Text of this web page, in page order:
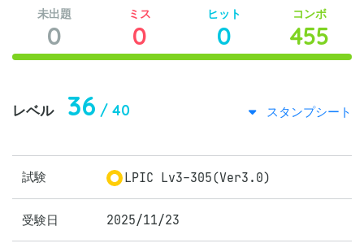
未出題
0
ミス
0
ヒット
0
コンボ
455
レベル 36 / 40 スタンプシート
試験 LPIC Lv3-305(Ver3.0)
受験日 2025/11/23